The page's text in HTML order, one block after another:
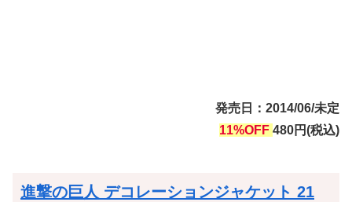
発売日：2014/06/未定
11%OFF 480円(税込)
進撃の巨人 デコレーションジャケット 21